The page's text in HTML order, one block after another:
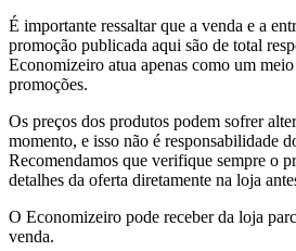
É importante ressaltar que a venda e a
promoção publicada aqui são de total
Economizeiro atua apenas como um
promoções.
Os preços dos produtos podem sofrer
momento, e isso não é responsabilidade
Recomendamos que verifique sempre o
detalhes da oferta diretamente na loja
O Economizeiro pode receber da loja
venda.